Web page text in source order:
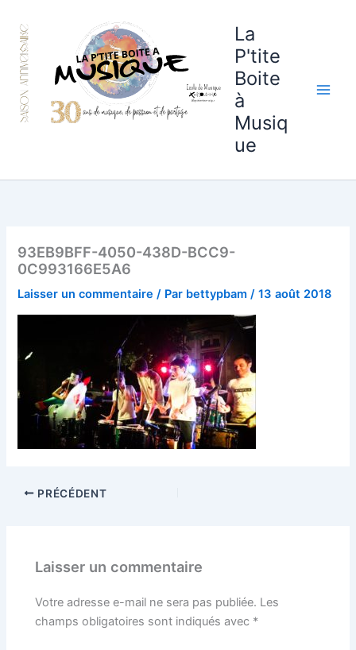
contenu
La
P'tite
Boite
à
Musiq
ue
93EB9BFF-4050-438D-BCC9-
0C993166E5A6
Laisser un commentaire / Par bettypbam/13 août 2018
PRÉCÉDENT
Laisser un commentaire
Votre adresse e-mail ne sera pas publiée. Les
champs obligatoires sont indiqués avec *